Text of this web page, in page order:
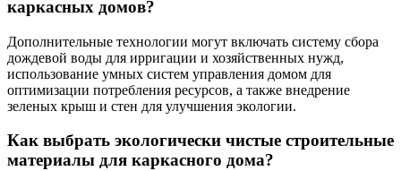
каркасных домов?
Дополнительные технологии могут включать систему сбора
дождевой воды для ирригации и хозяйственных нужд,
использование умных систем управления домом для
оптимизации потребления ресурсов, а также внедрение
зеленых крыш и стен для улучшения экологии.
Как выбрать экологически чистые строительные
материалы для каркасного дома?